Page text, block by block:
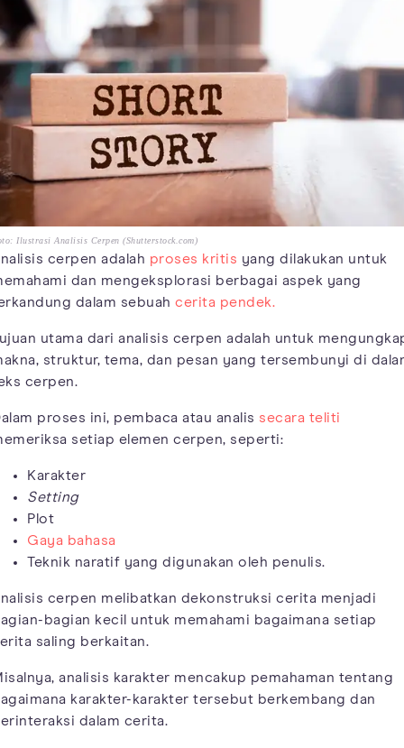
Ilustrasi Analisis Cerpen (Shutterstock.com)
cerpen adalah proses kritis yang dilakukan untuk
dan mengeksplorasi berbagai aspek yang
dalam sebuah cerita pendek.
utama dari analisis cerpen adalah untuk
struktur, tema, dan pesan yang tersembunyi di
cerpen.
proses ini, pembaca atau analis secara teliti
setiap elemen cerpen, seperti:
Karakter
Setting
Plot
Gaya bahasa
Teknik naratif yang digunakan oleh penulis.
cerpen melibatkan dekonstruksi cerita menjadi
bagian kecil untuk memahami bagaimana setiap
saling berkaitan.
analisis karakter mencakup pemahaman tentang
karakter-karakter tersebut berkembang dan
dalam cerita.